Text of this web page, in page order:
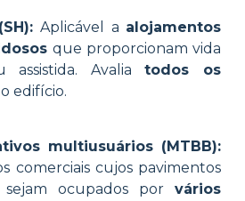
Aplicável a alojamentos
que proporcionam vida
assistida. Avaliatodos os
edifício.
multiusuários (MTBB):
comerciais cujos pavimentos
sejam ocupados porvários